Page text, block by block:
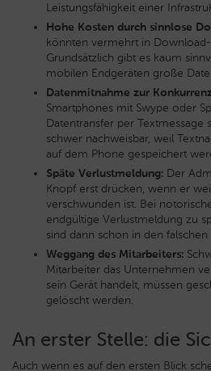
Leistungsfähigkeit einer
Hohe Kosten durch sinnlose
könnten vermehrt in Download-
Grundsätzlich gibt es kaum
mobilen Endgeräten große
Datenmitnahme zur
Smartphones mit Swype oder
Datentransfer per Textmessage
schwer nachweisbar, weil
auf dem Phone gespeichert
Späte Verlustmeldung: Der
Knopf erst drücken, wenn er
verschwunden ist. Bei
endgültige Verlustmeldung zu
sind dann schon in den
Weggang des Mitarbeiters:
Mitarbeiter das Unternehmen
sein Gerät handelt, müssen
gelöscht werden.
An erster Stelle: die
Auch wenn es auf den ersten Blick